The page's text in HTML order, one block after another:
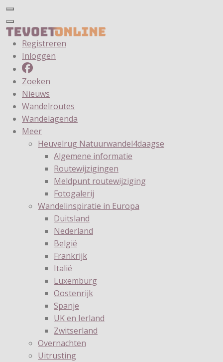
Registreren
Inloggen
Zoeken
Nieuws
Wandelroutes
Wandelagenda
Meer
Heuvelrug Natuurwandel4daagse
Algemene informatie
Routewijzigingen
Meldpunt routewijziging
Fotogalerij
Wandelinspiratie in Europa
Duitsland
Nederland
België
Frankrijk
Italië
Luxemburg
Oostenrijk
Spanje
UK en Ierland
Zwitserland
Overnachten
Uitrusting